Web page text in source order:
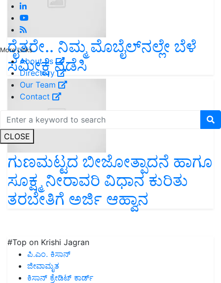
More Links
About us
Directory
Our Team
Contact
CLOSE
ರೈತರೇ.. ನಿಮ್ಮ ಮೊಬೈಲ್‌ನಲ್ಲೇ‌ ಬೆಳೆ
ಸಮೀಕ್ಷೆ ನಡೆಸಿ
ಗುಣಮಟ್ಟದ ಬೀಜೋತ್ಪಾದನೆ ಹಾಗೂ
ಸೂಕ್ಷ್ಮ ನೀರಾವರಿ ವಿಧಾನ ಕುರಿತು
ತರಬೇತಿಗೆ ಅರ್ಜಿ ಆಹ್ವಾನ
#Top on Krishi Jagran
ಪಿ.ಎಂ. ಕಿಸಾನ್
ಜೀವಾಮೃತ
ಕಿಸಾನ್ ಕ್ರೇಡಿಟ್ ಕಾರ್ಡ್